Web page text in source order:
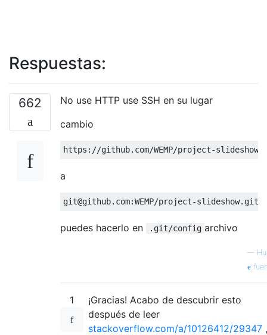
Respuestas:
662
No use HTTP use SSH en su lugar
cambio
a
puedes hacerlo en .git/config archivo
—
1
¡Gracias! Acabo de descubrir esto
después de leer
stackoverflow.com/a/10126412/29347 ,